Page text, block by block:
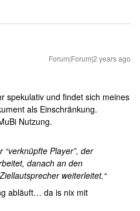
Forum|Forum|2 years ago
spekulativ und findet sich meines
als Einschränkung.
Nutzung.
“verknüpfte Player”, der
danach an den
weiterleitet.“
abläuft… da is nix mit